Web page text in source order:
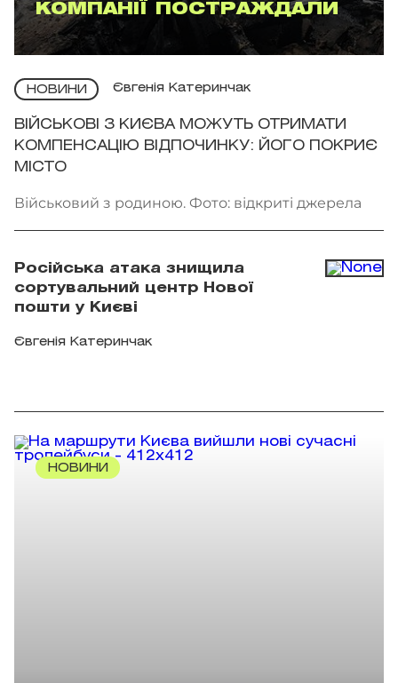
КОМПАНІЇ ПОСТРАЖДАЛИ
НОВИНИ Євгенія Катеринчак
ВІЙСЬКОВІ З КИЄВА МОЖУТЬ ОТРИМАТИ
КОМПЕНСАЦІЮ ВІДПОЧИНКУ: ЙОГО ПОКРИЄ
МІСТО
Військовий з родиною. Фото: відкриті джерела
Російська атака знищила
сортувальний центр Нової
пошти у Києві
Євгенія Катеринчак
НОВИНИ